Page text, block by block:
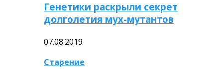
Генетики раскрыли секрет
долголетия мух-мутантов
07.08.2019
Старение